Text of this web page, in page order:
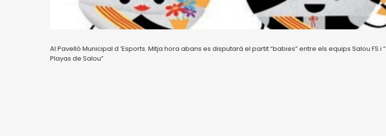
Al Pavelló Municipal d ‘Esports. Mitja hora abans es disputarà el partit “babies” entre els equips Salou FS i “
Playas de Salou”